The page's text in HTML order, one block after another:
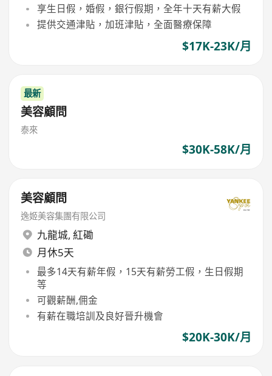
享生日假，婚假，銀行假期，全年十天有薪大假
提供交通津貼，加班津貼，全面醫療保障
$17K-23K/月
最新
美容顧問
泰來
$30K-58K/月
美容顧問
逸姬美容集團有限公司
九龍城, 紅磡
月休5天
最多14天有薪年假，15天有薪勞工假，生日假期
等
可觀薪酬,佣金
有薪在職培訓及良好晉升機會
$20K-30K/月